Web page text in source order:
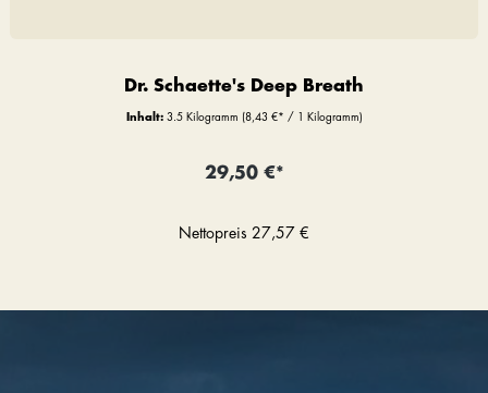
Dr. Schaette's Deep Breath
Inhalt: 3.5 Kilogramm (8,43 €* / 1 Kilogramm)
29,50 €*
Nettopreis 27,57 €